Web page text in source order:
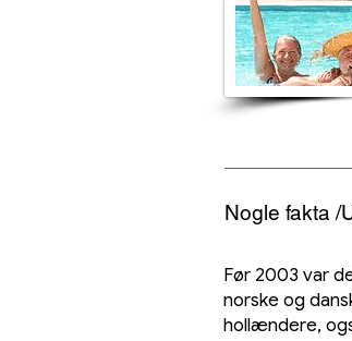
Nogle fakta /
Før 2003 var
norske og
hollændere,